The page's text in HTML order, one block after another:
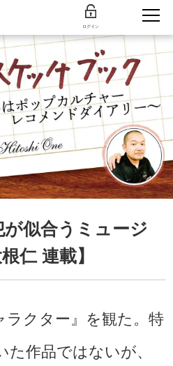
ログイン
似合うミュージ
仁 連載】
ラクター』を観た。特
作品ではないが、